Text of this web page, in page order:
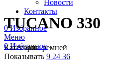
Новости
Контакты
0Избранное
Меню
0Избранное
TUCANO 330
Категории ремней
Показывать 9 24 36